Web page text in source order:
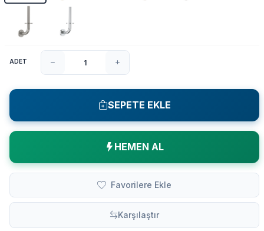
ADET
SEPETE EKLE
HEMEN AL
Favorilere Ekle
Karşılaştır